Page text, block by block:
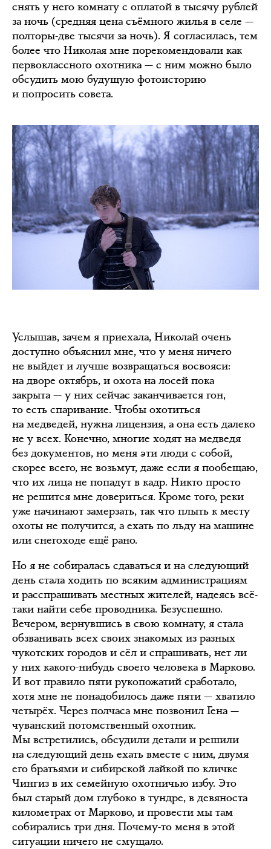
снять у него комнату с оплатой в тысячу рублей
за ночь (средняя цена съёмного жилья в селе —
полторы-две тысячи за ночь). Я согласилась, тем
более что Николая мне порекомендовали как
первоклассного охотника — с ним можно было
обсудить мою будущую фотоисторию
и попросить совета.
Услышав, зачем я приехала, Николай очень
доступно объяснил мне, что у меня ничего
не выйдет и лучше возвращаться восвояси:
на дворе октябрь, и охота на лосей пока
закрыта — у них сейчас заканчивается гон,
то есть спаривание. Чтобы охотиться
на медведей, нужна лицензия, а она есть далеко
не у всех. Конечно, многие ходят на медведя
без документов, но меня эти люди с собой,
скорее всего, не возьмут, даже если я пообещаю,
что их лица не попадут в кадр. Никто просто
не решится мне довериться. Кроме того, реки
уже начинают замерзать, так что плыть к месту
охоты не получится, а ехать по льду на машине
или снегоходе ещё рано.
Но я не собиралась сдаваться и на следующий
день стала ходить по всяким администрациям
и расспрашивать местных жителей, надеясь всё-
таки найти себе проводника. Безуспешно.
Вечером, вернувшись в свою комнату, я стала
обзванивать всех своих знакомых из разных
чукотских городов и сёл и спрашивать, нет ли
у них какого-нибудь своего человека в Марково.
И вот правило пяти рукопожатий сработало,
хотя мне не понадобилось даже пяти — хватило
четырёх. Через полчаса мне позвонил Гена —
чуванский потомственный охотник.
Мы встретились, обсудили детали и решили
на следующий день ехать вместе с ним, двумя
его братьями и сибирской лайкой по кличке
Чингиз в их семейную охотничью избу. Это
был старый дом глубоко в тундре, в девяноста
километрах от Марково, и провести мы там
собирались три дня. Почему-то меня в этой
ситуации ничего не смущало.